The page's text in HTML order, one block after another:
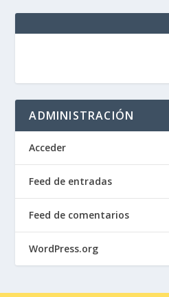
ADMINISTRACIÓN
Acceder
Feed de entradas
Feed de comentarios
WordPress.org